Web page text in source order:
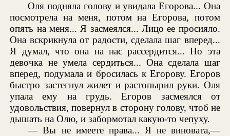
Оля подняла голову и увидала Егорова... Она
посмотрела на меня, потом на Егорова, потом
опять на меня... Я засмеялся... Лицо ее просияло.
Она вскрикнула от радости, сделала шаг вперед...
Я думал, что она на нас рассердится... Но эта
девочка не умела сердиться... Она сделала шаг
вперед, подумала и бросилась к Егорову. Егоров
быстро застегнул жилет и растопырил руки. Оля
упала ему на грудь. Егоров засмеялся от
удовольствия, повернул в сторону голову, чтоб не
дышать на Олю, и забормотал какую-то чепуху.
— Вы не имеете права... Я не виновата,—